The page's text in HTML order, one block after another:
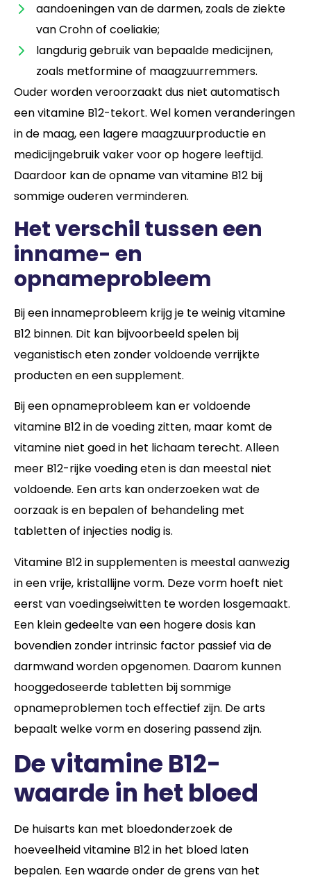
aandoeningen van de darmen, zoals de ziekte
van Crohn of coeliakie;
langdurig gebruik van bepaalde medicijnen,
zoals metformine of maagzuurremmers.
Ouder worden veroorzaakt dus niet automatisch
een vitamine B12-tekort. Wel komen veranderingen
in de maag, een lagere maagzuurproductie en
medicijngebruik vaker voor op hogere leeftijd.
Daardoor kan de opname van vitamine B12 bij
sommige ouderen verminderen.
Het verschil tussen een
inname- en
opnameprobleem
Bij een innameprobleem krijg je te weinig vitamine
B12 binnen. Dit kan bijvoorbeeld spelen bij
veganistisch eten zonder voldoende verrijkte
producten en een supplement.
Bij een opnameprobleem kan er voldoende
vitamine B12 in de voeding zitten, maar komt de
vitamine niet goed in het lichaam terecht. Alleen
meer B12-rijke voeding eten is dan meestal niet
voldoende. Een arts kan onderzoeken wat de
oorzaak is en bepalen of behandeling met
tabletten of injecties nodig is.
Vitamine B12 in supplementen is meestal aanwezig
in een vrije, kristallijne vorm. Deze vorm hoeft niet
eerst van voedingseiwitten te worden losgemaakt.
Een klein gedeelte van een hogere dosis kan
bovendien zonder intrinsic factor passief via de
darmwand worden opgenomen. Daarom kunnen
hooggedoseerde tabletten bij sommige
opnameproblemen toch effectief zijn. De arts
bepaalt welke vorm en dosering passend zijn.
De vitamine B12-
waarde in het bloed
De huisarts kan met bloedonderzoek de
hoeveelheid vitamine B12 in het bloed laten
bepalen. Een waarde onder de grens van het